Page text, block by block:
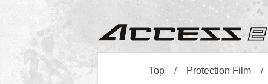
Top/ Protection Film/